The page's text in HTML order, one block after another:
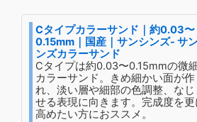
Cタイプカラーサンド｜約0.03〜
0.15mm｜国産｜サンシンズ- サ
ンズカラーサンド
Cタイプは約0.03〜0.15mmの微
カラーサンド。きめ細かい面が作
れ、淡い層や細部の色調整、なじ
せる表現に向きます。完成度を更
高めたい方におススメ。